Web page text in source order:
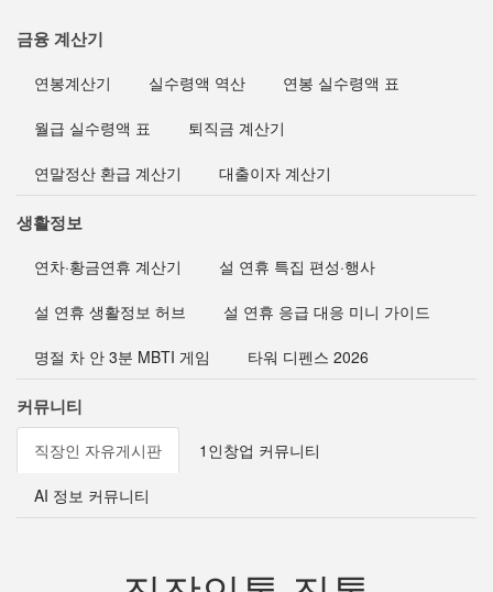
금융 계산기
연봉계산기 실수령액 역산 연봉 실수령액 표
월급 실수령액 표 퇴직금 계산기
연말정산 환급 계산기 대출이자 계산기
생활정보
연차·황금연휴 계산기 설 연휴 특집 편성·행사
설 연휴 생활정보 허브 설 연휴 응급 대응 미니 가이드
명절 차 안 3분 MBTI 게임 타워 디펜스 2026
커뮤니티
직장인 자유게시판 1인창업 커뮤니티
AI 정보 커뮤니티